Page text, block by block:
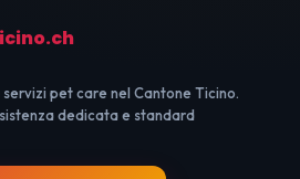
pet care nel Cantone Ticino.
dedicata e standard